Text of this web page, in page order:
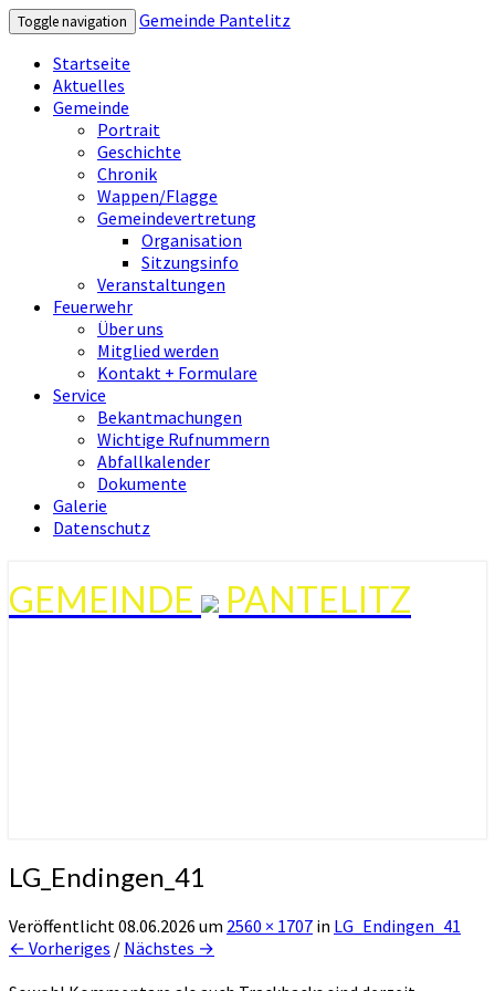
Toggle navigation
Gemeinde Pantelitz
Startseite
Aktuelles
Gemeinde
Portrait
Geschichte
Chronik
Wappen/Flagge
Gemeindevertretung
Organisation
Sitzungsinfo
Veranstaltungen
Feuerwehr
Über uns
Mitglied werden
Kontakt + Formulare
Service
Bekantmachungen
Wichtige Rufnummern
Abfallkalender
Dokumente
Galerie
Datenschutz
GEMEINDE PANTELITZ
LG_Endingen_41
Veröffentlicht08.06.2026 um 2560 × 1707 in LG_Endingen_41
← Vorheriges / Nächstes →